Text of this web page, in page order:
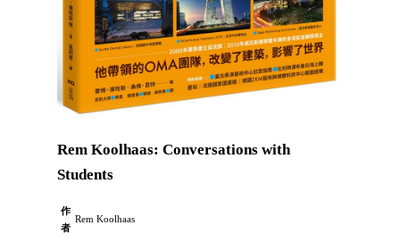
Rem Koolhaas: Conversations with
Students
作
者
Rem Koolhaas